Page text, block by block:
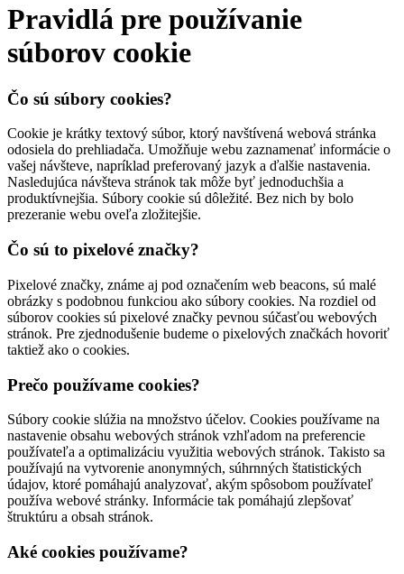
Pravidlá pre používanie
súborov cookie
Čo sú súbory cookies?
Cookie je krátky textový súbor, ktorý navštívená webová stránka
odosiela do prehliadača. Umožňuje webu zaznamenať informácie o
vašej návšteve, napríklad preferovaný jazyk a ďalšie nastavenia.
Nasledujúca návšteva stránok tak môže byť jednoduchšia a
produktívnejšia. Súbory cookie sú dôležité. Bez nich by bolo
prezeranie webu oveľa zložitejšie.
Čo sú to pixelové značky?
Pixelové značky, známe aj pod označením web beacons, sú malé
obrázky s podobnou funkciou ako súbory cookies. Na rozdiel od
súborov cookies sú pixelové značky pevnou súčasťou webových
stránok. Pre zjednodušenie budeme o pixelových značkách hovoriť
taktiež ako o cookies.
Prečo používame cookies?
Súbory cookie slúžia na množstvo účelov. Cookies používame na
nastavenie obsahu webových stránok vzhľadom na preferencie
používateľa a optimalizáciu využitia webových stránok. Takisto sa
používajú na vytvorenie anonymných, súhrnných štatistických
údajov, ktoré pomáhajú analyzovať, akým spôsobom používateľ
používa webové stránky. Informácie tak pomáhajú zlepšovať
štruktúru a obsah stránok.
Aké cookies používame?